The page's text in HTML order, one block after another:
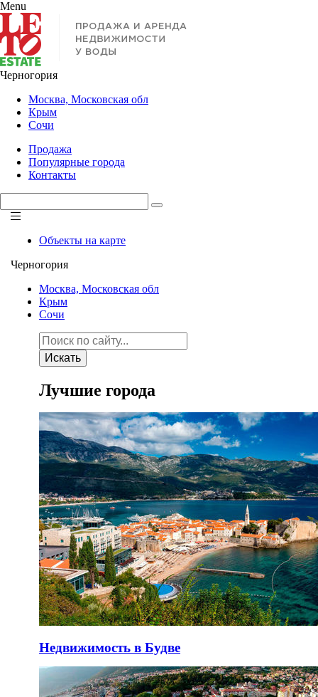
Menu
Черногория
Москва, Московская обл
Крым
Сочи
Продажа
Популярные города
Контакты
Объекты на карте
Черногория
Москва, Московская обл
Крым
Сочи
Искать
Лучшие города
Недвижимость в Будве